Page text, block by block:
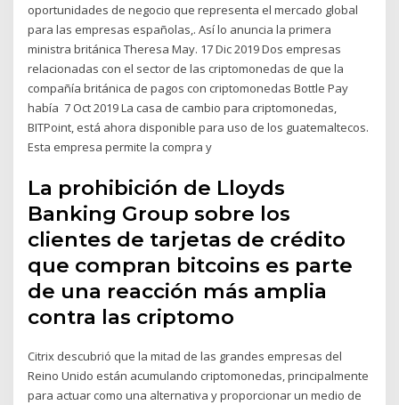
oportunidades de negocio que representa el mercado global
para las empresas españolas,. Así lo anuncia la primera
ministra británica Theresa May. 17 Dic 2019 Dos empresas
relacionadas con el sector de las criptomonedas de que la
compañía británica de pagos con criptomonedas Bottle Pay
había 7 Oct 2019 La casa de cambio para criptomonedas,
BITPoint, está ahora disponible para uso de los guatemaltecos.
Esta empresa permite la compra y
La prohibición de Lloyds
Banking Group sobre los
clientes de tarjetas de crédito
que compran bitcoins es parte
de una reacción más amplia
contra las criptomo
Citrix descubrió que la mitad de las grandes empresas del
Reino Unido están acumulando criptomonedas, principalmente
para actuar como una alternativa y proporcionar un medio de